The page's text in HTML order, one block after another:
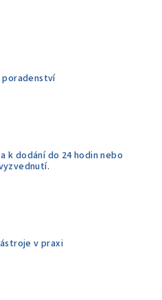
poradenství
k dodání do 24 hodin nebo
v praxi